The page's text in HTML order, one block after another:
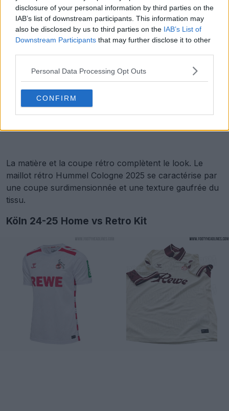
disclosure of your personal information by third parties on the
IAB’s list of downstream participants. This information may
also be disclosed by us to third parties on the IAB’s List of
Downstream Participants that may further disclose it to other
Personal Data Processing Opt Outs
CONFIRM
La matière et la coupe rétro complètent le look. Le
maillot rétro Hummel Cologne 2025 se caractérise par
une coupe surdimensionnée et une texture gaufrée du
tissu.
Köln 24-25 Home vs Retro Kit